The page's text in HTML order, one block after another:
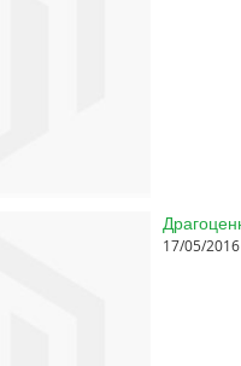
17/05/2016